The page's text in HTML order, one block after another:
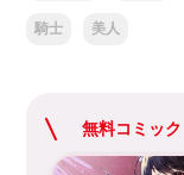
騎士 美人
無料コミック